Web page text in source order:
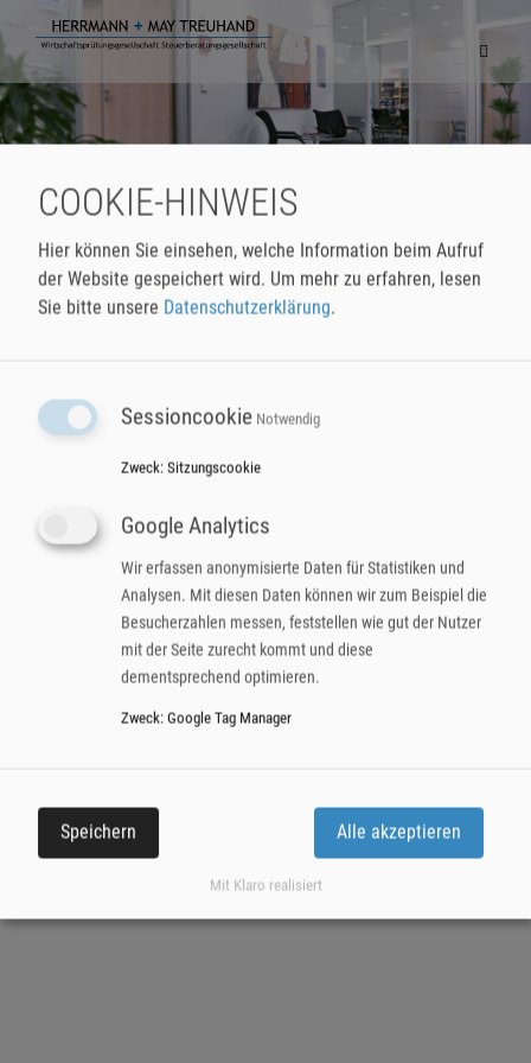
HERRMANN + MAY Treuhand
Wirtschaftsprüfungsgesellschaft
Moltkestraße 12
74072 Heilbronn
Telefon
Datenschutzerklärung
COOKIE-HINWEIS
Hier können Sie einsehen, welche Information beim Aufruf
der Website gespeichert wird. Um mehr zu erfahren, lesen
Sie bitte unsere Datenschutzerklärung.
Sessioncookie Notwendig
Zweck: Sitzungscookie
Google Analytics
Wir erfassen anonymisierte Daten für Statistiken und
Analysen. Mit diesen Daten können wir zum Beispiel die
Besucherzahlen messen, feststellen wie gut der Nutzer
mit der Seite zurecht kommt und diese
dementsprechend optimieren.
Zweck: Google Tag Manager
Speichern Alle akzeptieren
Mit Klaro realisiert